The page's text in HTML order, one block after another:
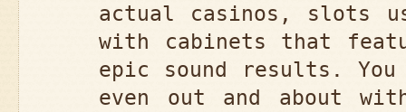
actual casinos, slots
with cabinets that
epic sound results.
even out and about